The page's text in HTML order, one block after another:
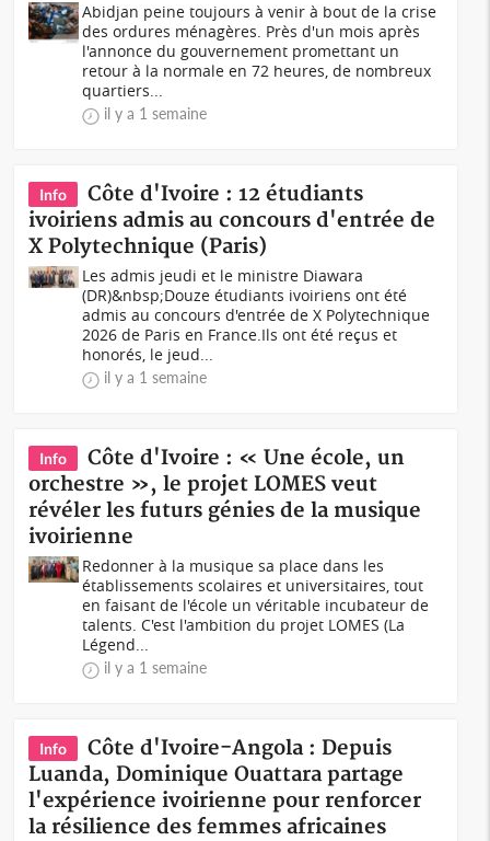
Abidjan peine toujours à venir à bout de la crise
des ordures ménagères. Près d'un mois après
l'annonce du gouvernement promettant un
retour à la normale en 72 heures, de nombreux
quartiers...
il y a 1 semaine
Info
Côte d'Ivoire : 12 étudiants
ivoiriens admis au concours d'entrée de
X Polytechnique (Paris)
Les admis jeudi et le ministre Diawara
(DR)&nbsp;Douze étudiants ivoiriens ont été
admis au concours d'entrée de X Polytechnique
2026 de Paris en France.Ils ont été reçus et
honorés, le jeud...
il y a 1 semaine
Info
Côte d'Ivoire : « Une école, un
orchestre », le projet LOMES veut
révéler les futurs génies de la musique
ivoirienne
Redonner à la musique sa place dans les
établissements scolaires et universitaires, tout
en faisant de l'école un véritable incubateur de
talents. C'est l'ambition du projet LOMES (La
Légend...
il y a 1 semaine
Info
Côte d'Ivoire-Angola : Depuis
Luanda, Dominique Ouattara partage
l'expérience ivoirienne pour renforcer
la résilience des femmes africaines